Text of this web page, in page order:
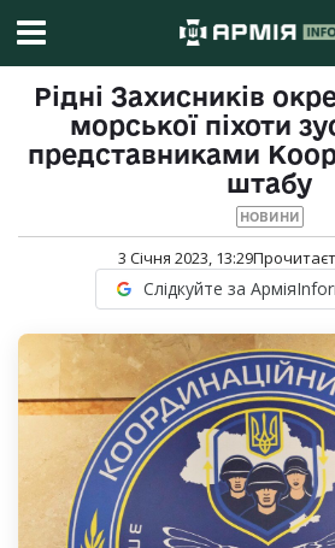
Рідні Захисників
морської піхоти
представниками
штабу
НОВИНИ
3 Січня 2023, 13:29
Слідкуйте за